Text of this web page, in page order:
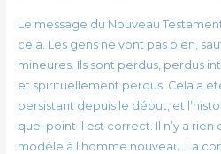
Le message du Nouveau
cela. Les gens ne vont pas bien,
mineures. Ils sont perdus, perdus
et spirituellement perdus. Cela a
persistant depuis le début, et
quel point il est correct. Il n’y a rien
modèle à l’homme nouveau. La